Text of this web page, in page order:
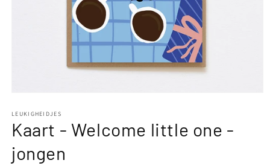
openen
in
modaal
LEUKIGHEIDJES
Kaart - Welcome little one -
jongen